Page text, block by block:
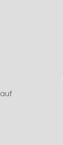
auf